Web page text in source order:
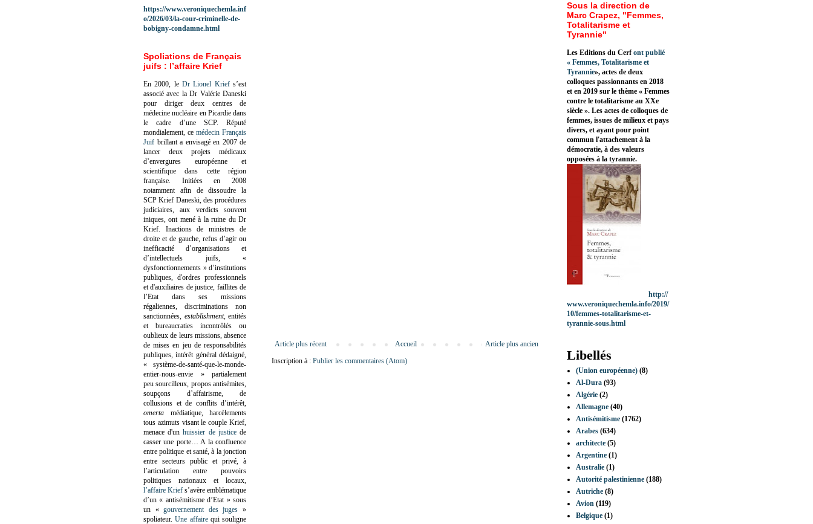
Article plus récent Article plus ancien
Accueil
Inscription à : Publier les commentaires (Atom)
https://www.veroniquechemla.inf
o/2026/03/la-cour-criminelle-de-
bobigny-condamne.html
Spoliations de Français
juifs : l’affaire Krief
En 2000, le Dr Lionel Kriefs’est
associé avec la Dr Valérie Daneski
pour diriger deux centres de
médecine nucléaire en Picardie dans
le cadre d’une SCP. Réputé
mondialement, ce médecin Français
Juif brillant a envisagé en 2007 de
lancer deux projets médicaux
d’envergures européenne et
scientifique dans cette région
française. Initiées en 2008
notamment afin de dissoudre la
SCP Krief Daneski, des procédures
judiciaires, aux verdicts souvent
iniques, ont mené à la ruine du Dr
Krief. Inactions de ministres de
droite et de gauche, refus d’agir ou
inefficacité d’organisations et
d’intellectuels juifs, «
dysfonctionnements » d’institutions
publiques, d'ordres professionnels
et d'auxiliaires de justice, faillites de
l’Etat dans ses missions
régaliennes, discriminations non
sanctionnées, establishment, entités
et bureaucraties incontrôlés ou
oublieux de leurs missions, absence
de mises en jeu de responsabilités
publiques, intérêt général dédaigné,
« système-de-santé-que-le-monde-
entier-nous-envie » partialement
peu sourcilleux, propos antisémites,
soupçons d’affairisme, de
collusions et de conflits d’intérêt,
omerta médiatique, harcèlements
tous azimuts visant le couple Krief,
menace d'unhuissier de justicede
casser une porte… A la confluence
entre politique et santé, à la jonction
entre secteurs public et privé, à
l’articulation entre pouvoirs
politiques nationaux et locaux,
l’affaire Krief s’avère emblématique
d’un « antisémitisme d’Etat » sous
un «gouvernement des juges »
spoliateur.Une affairequi souligne
Sous la direction de
Marc Crapez, "Femmes,
Totalitarisme et
Tyrannie"
Les Editions du Cerfont publié
« Femmes, Totalitarisme et
Tyrannie», actes de deux
colloques passionnants en 2018
et en 2019 sur le thème « Femmes
contre le totalitarisme au XXe
siècle ». Les actes de colloques de
femmes, issues de milieux et pays
divers, et ayant pour point
commun l'attachement à la
démocratie, à des valeurs
opposées à la tyrannie.
http://
www.veroniquechemla.info/2019/
10/femmes-totalitarisme-et-
tyrannie-sous.html
Libellés
(Union européenne) (8)
Al-Dura (93)
Algérie (2)
Allemagne (40)
Antisémitisme (1762)
Arabes (634)
architecte (5)
Argentine (1)
Australie (1)
Autorité palestinienne (188)
Autriche (8)
Avion (119)
Belgique (1)